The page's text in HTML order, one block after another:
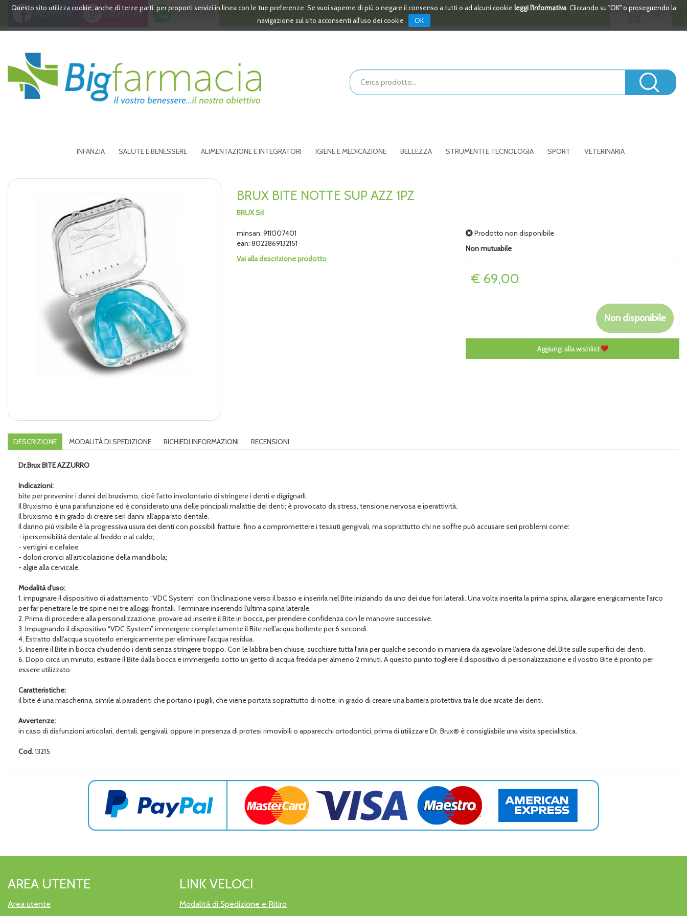
PassaQuesto sito utilizza cookie, anche di terze parti, per proporti servizi in linea con le tue preferenze. Se vuoi saperne di più o negare il consenso a tutti o ad alcuni cookie leggi l'informativa. Cliccando su "OK" o proseguendo la
navigazione sul sito acconsenti all'uso dei cookie .
OK
Bigfarmacia Bigfarmacia 391 3532473 ACCEDI REGISTRATI WISHLIST 0
ARTICOLI
Bigfarmacia
Cerca
Prodotto
INFANZIA SALUTE E BENESSERE ALIMENTAZIONE E INTEGRATORI IGIENE E MEDICAZIONE BELLEZZA STRUMENTI E TECNOLOGIA SPORT VETERINARIA
BRUX BITE NOTTE SUP AZZ 1PZ
BRUX Srl
minsan: 911007401
ean: 8022869132151
Vai alla descrizione prodotto
Prodotto non disponibile
Non mutuabile
Prezzo
€ 69,00
Non disponibile
Aggiungi alla wishlist
DESCRIZIONE MODALITÀ DI SPEDIZIONE RICHIEDI INFORMAZIONI RECENSIONI
Dr.BruxBITE AZZURRO
Indicazioni:
bite per prevenire i danni del bruxismo, cioè l’atto involontario di stringere i denti e digrignarli.
Il Bruxismo è una parafunzione ed è considerato una delle principali malattie dei denti; è provocato da stress, tensione nervosa e iperattività.
Il bruxismo è in grado di creare seri danni all’apparato dentale.
Il danno più visibile è la progressiva usura dei denti con possibili fratture, fino a compromettere i tessuti gengivali, ma soprattutto chi ne soffre può accusare seri problemi come:
- ipersensibilità dentale al freddo e al caldo;
- vertigini e cefalee;
- dolori cronici all’articolazione della mandibola;
- algie alla cervicale.
Modalità d'uso:
1. impugnare il dispositivo di adattamento “VDC System” con l'inclinazione verso il basso e inserirla nel Bite iniziando da uno dei due fori laterali. Una volta inserita la prima spina, allargare energicamente l'arco
per far penetrare le tre spine nei tre alloggi frontali. Terminare inserendo l'ultima spina laterale.
2. Prima di procedere alla personalizzazione, provare ad inserire il Bite in bocca, per prendere confidenza con le manovre successive.
3. Impugnando il dispositivo “VDC System” immergere completamente il Bite nell'acqua bollente per 6 secondi.
4. Estratto dall'acqua scuoterlo energicamente per eliminare l'acqua residua.
5. Inserire il Bite in bocca chiudendo i denti senza stringere troppo. Con le labbra ben chiuse, succhiare tutta l'aria per qualche secondo in maniera da agevolare l'adesione del Bite sulle superfici dei denti.
6. Dopo circa un minuto, estrarre il Bite dalla bocca e immergerlo sotto un getto di acqua fredda per almeno 2 minuti. A questo punto togliere il dispositivo di personalizzazione e il vostro Bite è pronto per
essere utilizzato.
Caratteristiche:
il bite è una mascherina, simile al paradenti che portano i pugili, che viene portata soprattutto di notte, in grado di creare una barriera protettiva tra le due arcate dei denti.
Avvertenze:
in caso di disfunzioni articolari, dentali, gengivali, oppure in presenza di protesi rimovibili o apparecchi ortodontici, prima di utilizzare Dr. Brux® è consigliabile una visita specialistica.
Cod.13215
AREA UTENTE
Area utente
LINK VELOCI
Modalità di Spedizione e Ritiro